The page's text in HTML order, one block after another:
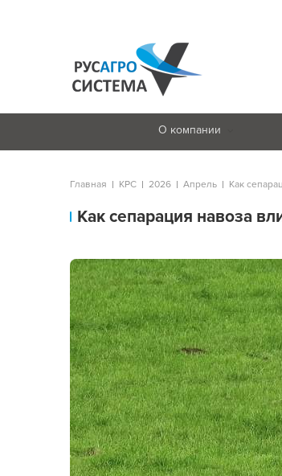
О компании
Главная КРС 2026 Апрель Как
Как сепарация навоза